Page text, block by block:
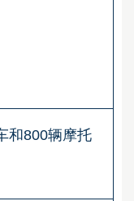
和800辆摩托